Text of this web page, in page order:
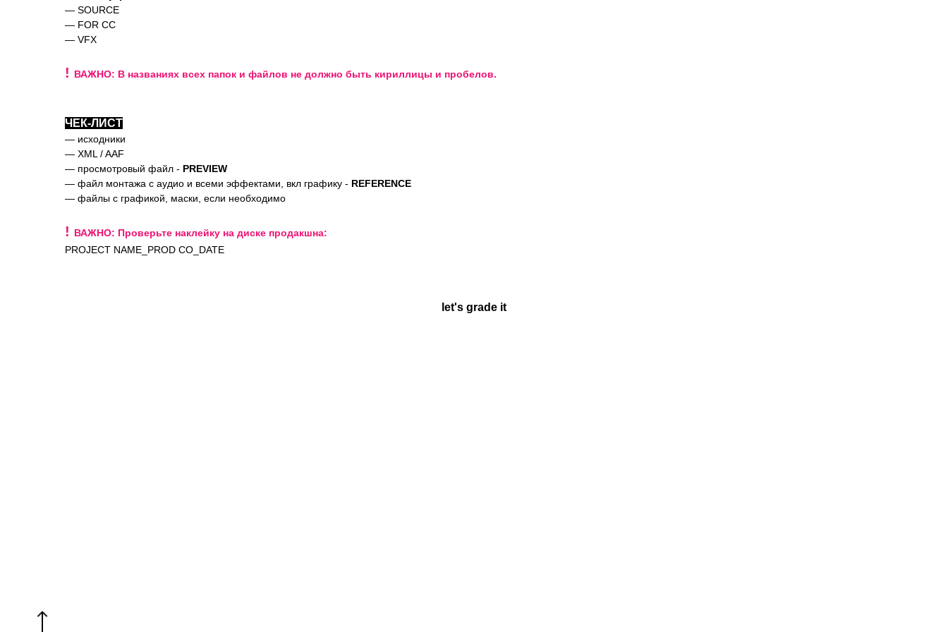
— SOURCE
— FOR CC
— VFX
! ВАЖНО: В названиях всех папок и файлов не должно быть кириллицы и пробелов.
ЧЕК-ЛИСТ
— исходники
— XML / AAF
— просмотровый файл - PREVIEW
— файл монтажа с аудио и всеми эффектами, вкл графику - REFERENCE
— файлы с графикой, маски, если необходимо
! ВАЖНО: Проверьте наклейку на диске продакшна:
PROJECT NAME_PROD CO_DATE
let's grade it